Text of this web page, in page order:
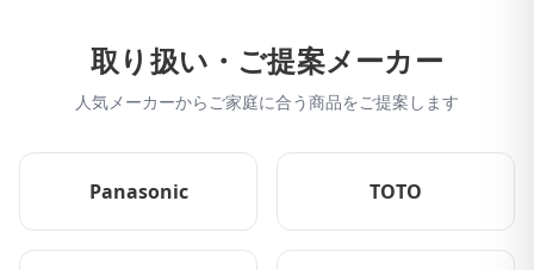
取り扱い・ご提案メーカー
人気メーカーからご家庭に合う商品をご提案します
Panasonic TOTO